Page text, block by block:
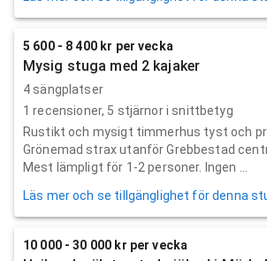
5 600 - 8 400 kr per vecka
Mysig stuga med 2 kajaker
4 sängplatser
1 recensioner, 5 stjärnor i snittbetyg
Rustikt och mysigt timmerhus tyst och
Grönemad strax utanför Grebbestad
Mest lämpligt för 1-2 personer. Ingen ...
Läs mer och se tillgänglighet för denna
10 000 - 30 000 kr per vecka